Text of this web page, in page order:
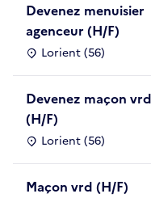
Devenez menuisier
agenceur (H/F)
Lorient (56)
Devenez maçon vrd
(H/F)
Lorient (56)
Maçon vrd (H/F)